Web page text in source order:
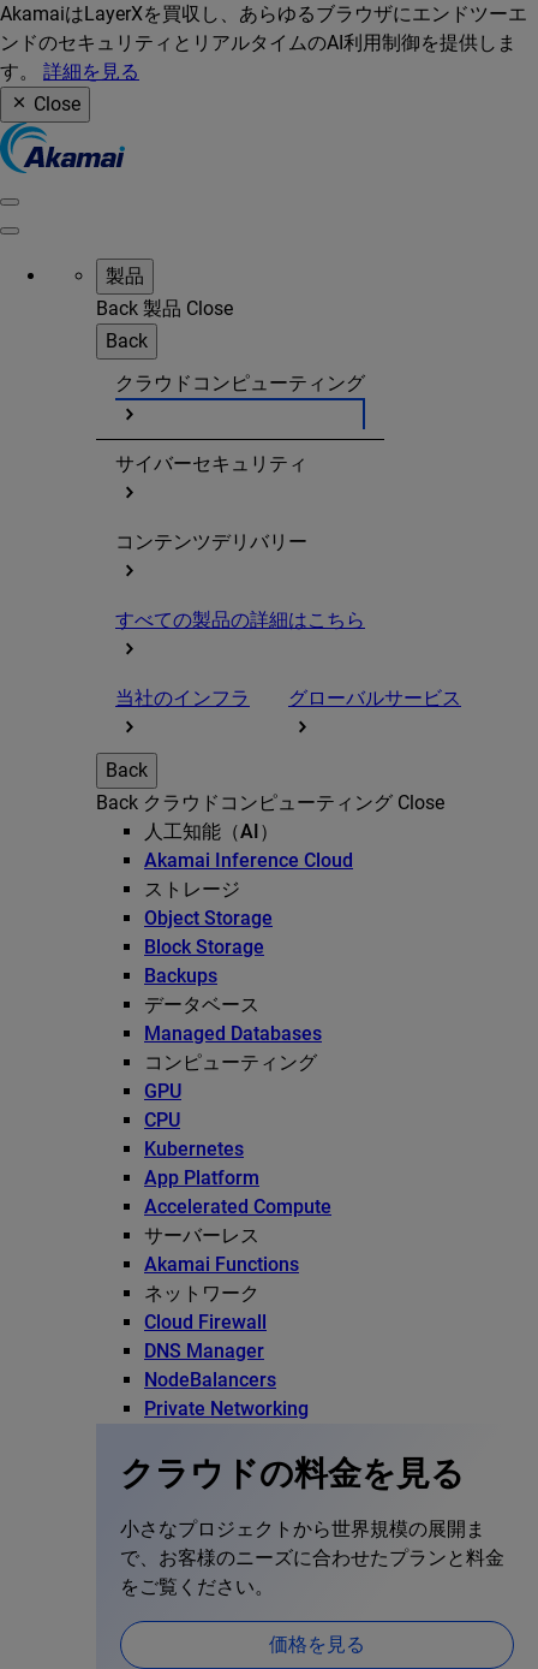
AkamaiはLayerXを買収し、あらゆるブラウザにエンドツーエ
ンドのセキュリティとリアルタイムのAI利用制御を提供しま
す。 詳細を見る
Close
製品
Back 製品 Close
Back
クラウドコンピューティング
サイバーセキュリティ
コンテンツデリバリー
すべての製品の詳細はこちら
当社のインフラ グローバルサービス
Back
Back クラウドコンピューティング Close
人工知能（AI）
Akamai Inference Cloud
ストレージ
Object Storage
Block Storage
Backups
データベース
Managed Databases
コンピューティング
GPU
CPU
Kubernetes
App Platform
Accelerated Compute
サーバーレス
Akamai Functions
ネットワーク
Cloud Firewall
DNS Manager
NodeBalancers
Private Networking
クラウドの料金を見る
小さなプロジェクトから世界規模の展開ま
で、お客様のニーズに合わせたプランと料金
をご覧ください。
価格を見る